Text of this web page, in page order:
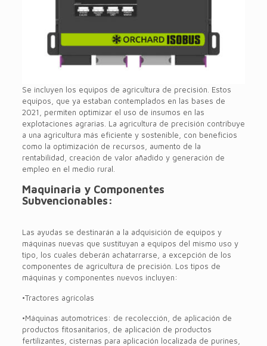
Se incluyen los equipos de agricultura de precisión. Estos
equipos, que ya estaban contemplados en las bases de
2021, permiten optimizar el uso de insumos en las
explotaciones agrarias. La agricultura de precisión contribuye
a una agricultura más eficiente y sostenible, con beneficios
como la optimización de recursos, aumento de la
rentabilidad, creación de valor añadido y generación de
empleo en el medio rural.
Maquinaria y Componentes
Subvencionables:
Las ayudas se destinarán a la adquisición de equipos y
máquinas nuevas que sustituyan a equipos del mismo uso y
tipo, los cuales deberán achatarrarse, a excepción de los
componentes de agricultura de precisión. Los tipos de
máquinas y componentes nuevos incluyen:
•Tractores agrícolas
•Máquinas automotrices: de recolección, de aplicación de
productos fitosanitarios, de aplicación de productos
fertilizantes, cisternas para aplicación localizada de purines,